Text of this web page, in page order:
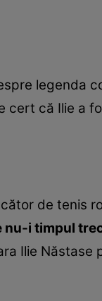
legenda
că Ilie a
de tenis
nu-i timpul
Ilie Năstase